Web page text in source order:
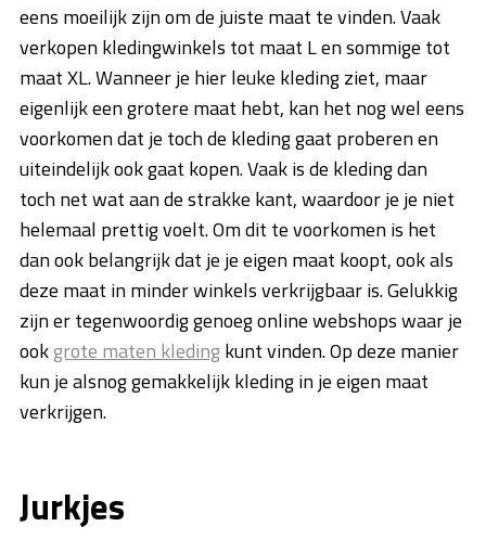
eens moeilijk zijn om de juiste maat te vinden. Vaak
verkopen kledingwinkels tot maat L en sommige tot
maat XL. Wanneer je hier leuke kleding ziet, maar
eigenlijk een grotere maat hebt, kan het nog wel eens
voorkomen dat je toch de kleding gaat proberen en
uiteindelijk ook gaat kopen. Vaak is de kleding dan
toch net wat aan de strakke kant, waardoor je je niet
helemaal prettig voelt. Om dit te voorkomen is het
dan ook belangrijk dat je je eigen maat koopt, ook als
deze maat in minder winkels verkrijgbaar is. Gelukkig
zijn er tegenwoordig genoeg online webshops waar je
ookgrote maten kledingkunt vinden. Op deze manier
kun je alsnog gemakkelijk kleding in je eigen maat
verkrijgen.
Jurkjes